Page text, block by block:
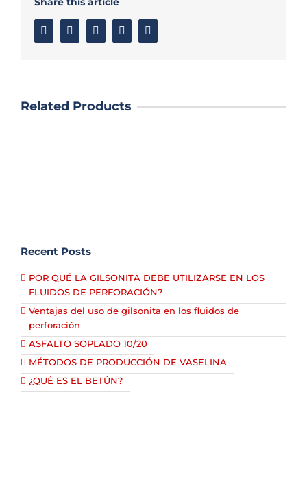
FacebookTwitter LinkedinGoogle+
Related Products
Recent Posts
POR QUÉ LA GILSONITA DEBE UTILIZARSE EN LOS
FLUIDOS DE PERFORACIÓN?
Ventajas del uso de gilsonita en los fluidos de
perforación
ASFALTO SOPLADO 10/20
MÉTODOS DE PRODUCCIÓN DE VASELINA
¿QUÉ ES EL BETÚN?